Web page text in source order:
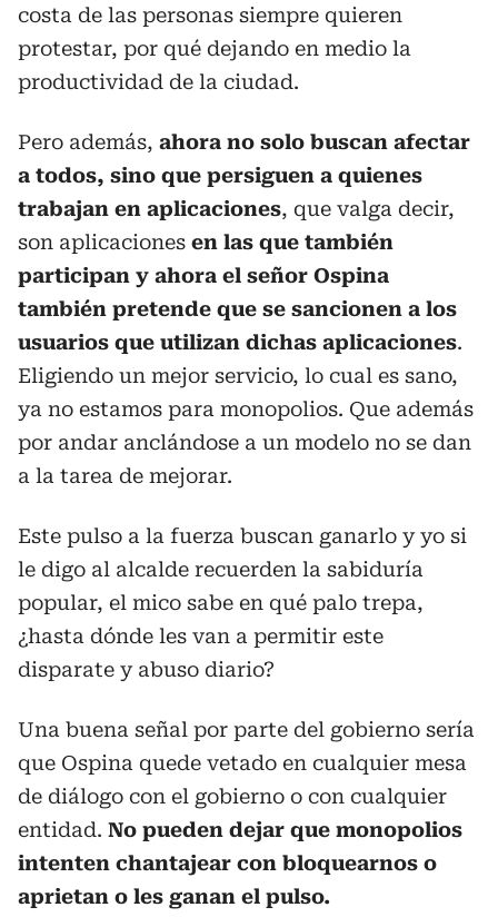
costa de las personas siempre quieren
protestar, por qué dejando en medio la
productividad de la ciudad.
Pero además, ahora no solo buscan afectar
a todos, sino que persiguen a quienes
trabajan en aplicaciones, que valga decir,
son aplicaciones en las que también
participan y ahora el señor Ospina
también pretende que se sancionen a los
usuarios que utilizan dichas aplicaciones.
Eligiendo un mejor servicio, lo cual es sano,
ya no estamos para monopolios. Que además
por andar anclándose a un modelo no se dan
a la tarea de mejorar.
Este pulso a la fuerza buscan ganarlo y yo si
le digo al alcalde recuerden la sabiduría
popular, el mico sabe en qué palo trepa,
¿hasta dónde les van a permitir este
disparate y abuso diario?
Una buena señal por parte del gobierno sería
que Ospina quede vetado en cualquier mesa
de diálogo con el gobierno o con cualquier
entidad. No pueden dejar que monopolios
intenten chantajear con bloquearnos o
aprietan o les ganan el pulso.